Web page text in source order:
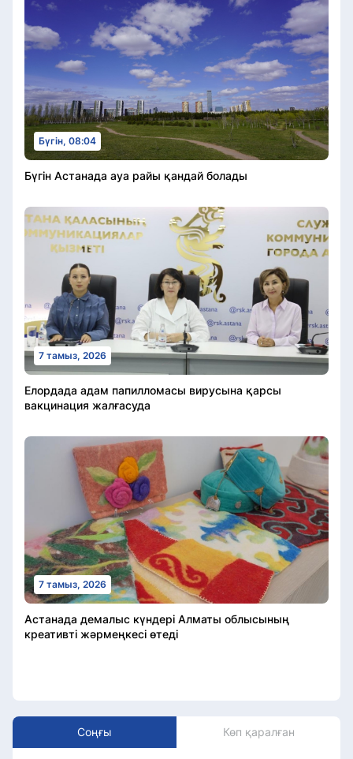
Бүгін, 08:04
Бүгін Астанада ауа райы қандай болады
7 тамыз, 2026
Елордада адам папилломасы вирусына қарсы
вакцинация жалғасуда
7 тамыз, 2026
Астанада демалыс күндері Алматы облысының
креативті жәрмеңкесі өтеді
Соңғы Көп қаралған